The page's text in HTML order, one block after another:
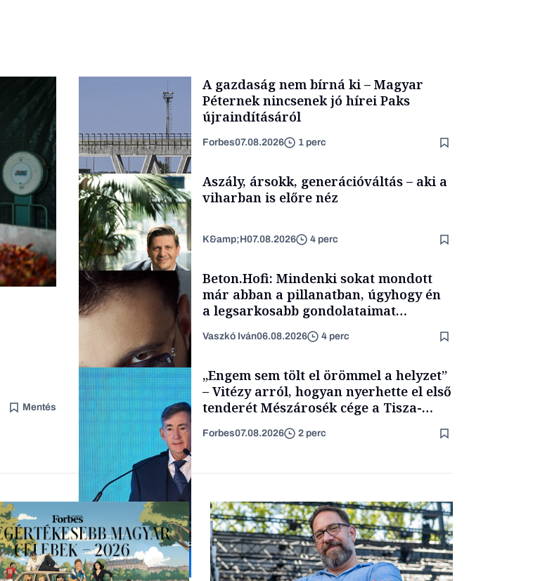
Mentés
A gazdaság nem bírná ki – Magyar
Péternek nincsenek jó hírei Paks
újraindításáról
Forbes07.08.2026 1 perc
TÁMOGATÓI
TARTALOM
Aszály, ársokk, generációváltás – aki a
viharban is előre néz
K&amp;H07.08.2026 4 perc
Forbes-sztori
Beton.Hofi: Mindenki sokat mondott
már abban a pillanatban, úgyhogy én
a legsarkosabb gondolataimat
Vaszkó Iván06.08.2026 4 perc
Elszámoltatás
„Engem sem tölt el örömmel a helyzet”
– Vitézy arról, hogyan nyerhette el első
tenderét Mészárosék cége a Tisza-
Forbes07.08.2026 2 perc